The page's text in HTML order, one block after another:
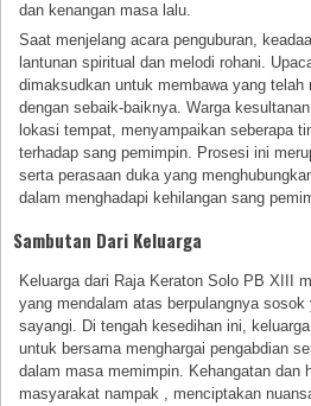
dan kenangan masa lalu.
Saat menjelang acara penguburan,
lantunan spiritual dan melodi rohani.
dimaksudkan untuk membawa yang telah
dengan sebaik-baiknya. Warga
lokasi tempat, menyampaikan seberapa
terhadap sang pemimpin. Prosesi ini
serta perasaan duka yang
dalam menghadapi kehilangan sang
Sambutan Dari Keluarga
Keluarga dari Raja Keraton Solo PB XIII
yang mendalam atas berpulangnya
sayangi. Di tengah kesedihan ini,
untuk bersama menghargai pengabdian
dalam masa memimpin. Kehangatan dan
masyarakat nampak , menciptakan